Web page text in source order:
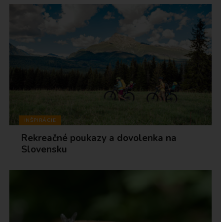
INŠPIRÁCIE
Rekreačné poukazy a dovolenka na
Slovensku